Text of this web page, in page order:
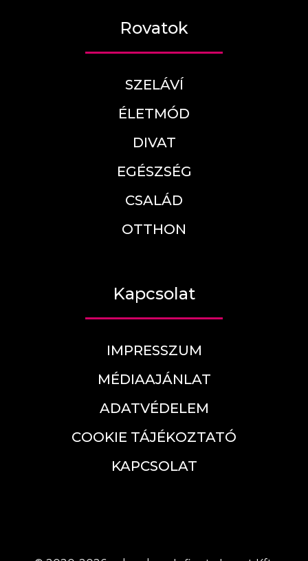
Rovatok
SZELÁVÍ
ÉLETMÓD
DIVAT
EGÉSZSÉG
CSALÁD
OTTHON
Kapcsolat
IMPRESSZUM
MÉDIAAJÁNLAT
ADATVÉDELEM
COOKIE TÁJÉKOZTATÓ
KAPCSOLAT